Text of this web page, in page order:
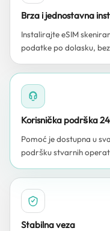
Brza i jednostavna
Instalirajte eSIM
podatke po dolasku,
Korisnička podrška
Pomoć je dostupna u
podršku stvarnih
Stabilna veza